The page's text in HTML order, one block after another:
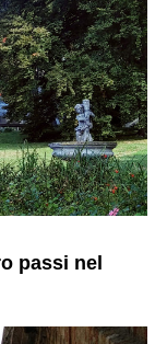
passi nel